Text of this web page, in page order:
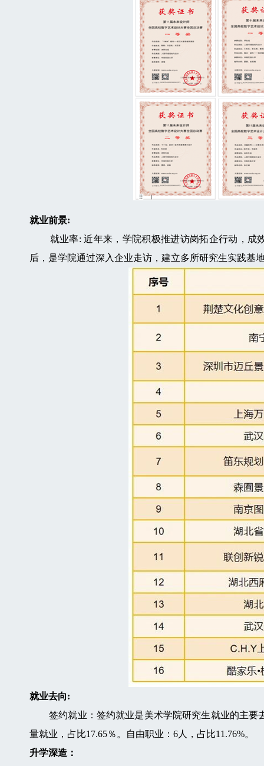
就业前景:
就业率: 近年来，学院积极推进访岗拓企行动，成效
后，是学院通过深入企业走访，建立多所研究生实践基
就业去向:
签约就业：签约就业是美术学院研究生就业的主要去
量就业，占比17.65％。自由职业：6人，占比11.76%。
升学深造：